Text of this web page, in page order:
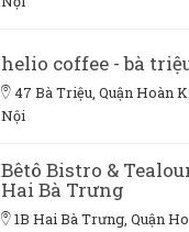
helio coffee - bà
47 Bà Triệu, Quận Hoàn
Nội
Bêtô Bistro &
Hai Bà Trưng
1B Hai Bà Trưng, Quận